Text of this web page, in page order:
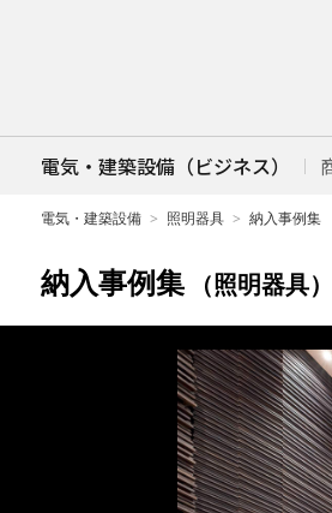
電気・建築設備（ビジネス）
電気・建築設備 照明器具 納入事例集
納入事例集 （照明器具）